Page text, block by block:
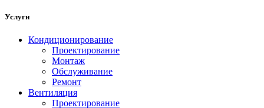
Услуги
Кондиционирование
Проектирование
Монтаж
Обслуживание
Ремонт
Вентиляция
Проектирование